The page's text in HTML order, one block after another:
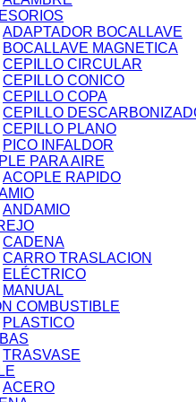
ADAPTADOR BOCALLAVE
BOCALLAVE MAGNETICA
CEPILLO CIRCULAR
CEPILLO CONICO
CEPILLO COPA
CEPILLO
CEPILLO PLANO
PICO INFALDOR
PARA AIRE
ACOPLE RAPIDO
ANDAMIO
CADENA
CARRO TRASLACION
ELÉCTRICO
MANUAL
COMBUSTIBLE
PLASTICO
TRASVASE
ACERO